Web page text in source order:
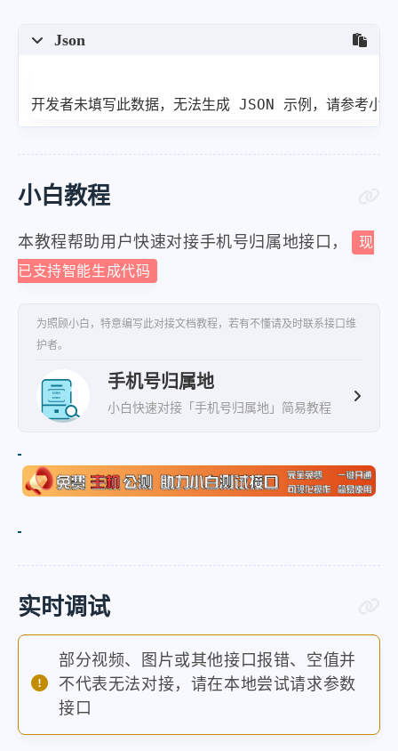
Json
开发者未填写此数据，无法生成 JSON 示例，请参考小
小白教程
本教程帮助用户快速对接手机号归属地接口，
现
已支持智能生成代码
为照顾小白，特意编写此对接文档教程，若有不懂请及时联系接口维
护者。
手机号归属地
小白快速对接「手机号归属地」简易教程
实时调试
部分视频、图片或其他接口报错、空值并
不代表无法对接，请在本地尝试请求参数
接口